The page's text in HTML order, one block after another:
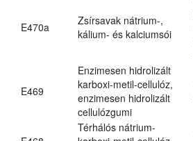
E470a
Zsírsavak nátrium-,
kálium- és kalciumsói
E469
Enzimesen hidrolizált
karboxi-metil-cellulóz,
enzimesen hidrolizált
cellulózgumi
Térhálós nátrium-